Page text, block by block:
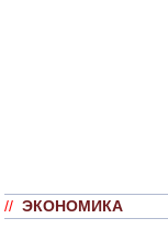
// ЭКОНОМИКА